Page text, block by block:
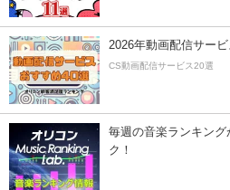
2026年動画配信サー
CS動画配信サービス20選
毎週の音楽ランキン
ク！